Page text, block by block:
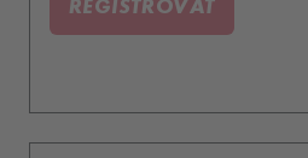
Open?.
REGISTROVAT